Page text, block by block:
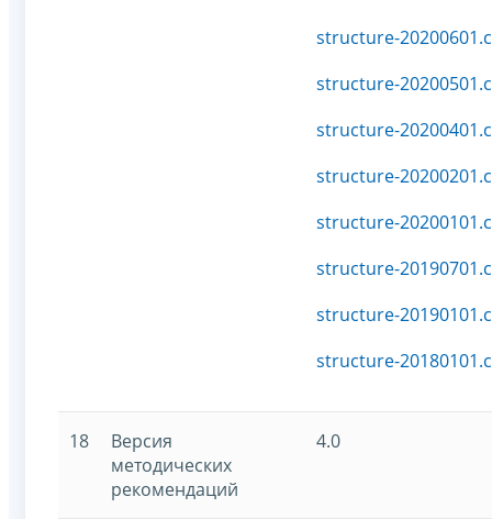
structure-
structure-
structure-
structure-
structure-
structure-
structure-
structure-
18
Версия
методических
рекомендаций
4.0